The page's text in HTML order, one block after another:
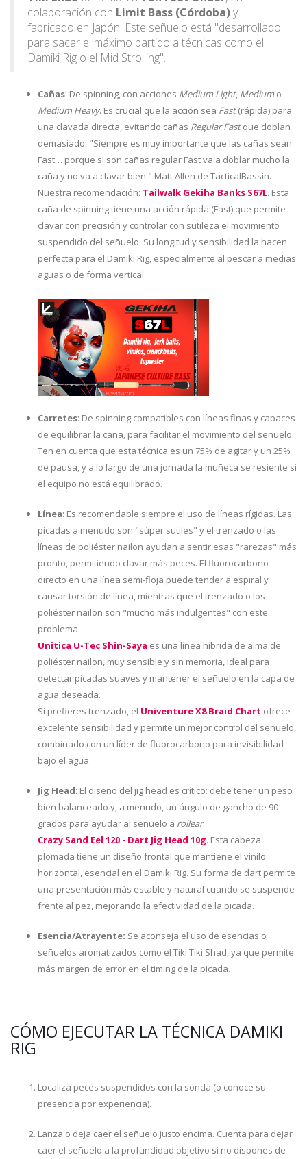
colaboración con Limit Bass (Córdoba)y
fabricado en Japón. Este señuelo está "desarrollado
para sacar el máximo partido a técnicas como el
Damiki Rig o el Mid Strolling".
Cañas: De spinning, con acciones Medium Light, Mediumo
Medium Heavy. Es crucial que la acción sea Fast(rápida) para
una clavada directa, evitando cañas Regular Fastque doblan
demasiado. "Siempre es muy importante que las cañas sean
Fast… porque si son cañas regular Fast va a doblar mucho la
caña y no va a clavar bien." Matt Allen de TacticalBassin.
Nuestra recomendación: Tailwalk Gekiha Banks S67L. Esta
caña de spinning tiene una acción rápida (Fast) que permite
clavar con precisión y controlar con sutileza el movimiento
suspendido del señuelo. Su longitud y sensibilidad la hacen
perfecta para el Damiki Rig, especialmente al pescar a medias
aguas o de forma vertical.
Carretes: De spinning compatibles con líneas finas y capaces
de equilibrar la caña, para facilitar el movimiento del señuelo.
Ten en cuenta que esta técnica es un 75% de agitar y un 25%
de pausa, y a lo largo de una jornada la muñeca se resiente si
el equipo no está equilibrado.
Línea: Es recomendable siempre el uso de líneas rígidas. Las
picadas a menudo son "súper sutiles" y el trenzado o las
líneas de poliéster nailon ayudan a sentir esas "rarezas" más
pronto, permitiendo clavar más peces. El fluorocarbono
directo en una línea semi-floja puede tender a espiral y
causar torsión de línea, mientras que el trenzado o los
poliéster nailon son "mucho más indulgentes" con este
problema.
Unitica U-Tec Shin-Saya es una línea híbrida de alma de
poliéster nailon, muy sensible y sin memoria, ideal para
detectar picadas suaves y mantener el señuelo en la capa de
agua deseada.
Si prefieres trenzado, el Univenture X8 Braid Chart ofrece
excelente sensibilidad y permite un mejor control del señuelo,
combinado con un líder de fluorocarbono para invisibilidad
bajo el agua.
Jig Head: El diseño del jig head es crítico: debe tener un peso
bien balanceado y, a menudo, un ángulo de gancho de 90
grados para ayudar al señuelo a rollear.
Crazy Sand Eel 120 - Dart Jig Head 10g. Esta cabeza
plomada tiene un diseño frontal que mantiene el vinilo
horizontal, esencial en el Damiki Rig. Su forma de dart permite
una presentación más estable y natural cuando se suspende
frente al pez, mejorando la efectividad de la picada.
Esencia/Atrayente: Se aconseja el uso de esencias o
señuelos aromatizados como el Tiki Tiki Shad, ya que permite
más margen de error en el timing de la picada.
CÓMO EJECUTAR LA TÉCNICA DAMIKI
RIG
Localiza peces suspendidos con la sonda (o conoce su
presencia por experiencia).
Lanza o deja caer el señuelo justo encima. Cuenta para dejar
caer el señuelo a la profundidad objetivo si no dispones de